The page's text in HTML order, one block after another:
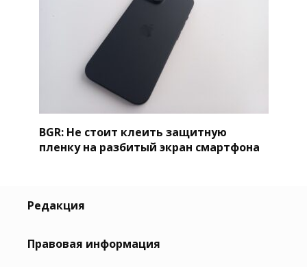
BGR: Не стоит клеить защитную
пленку на разбитый экран смартфона
Редакция
Правовая информация